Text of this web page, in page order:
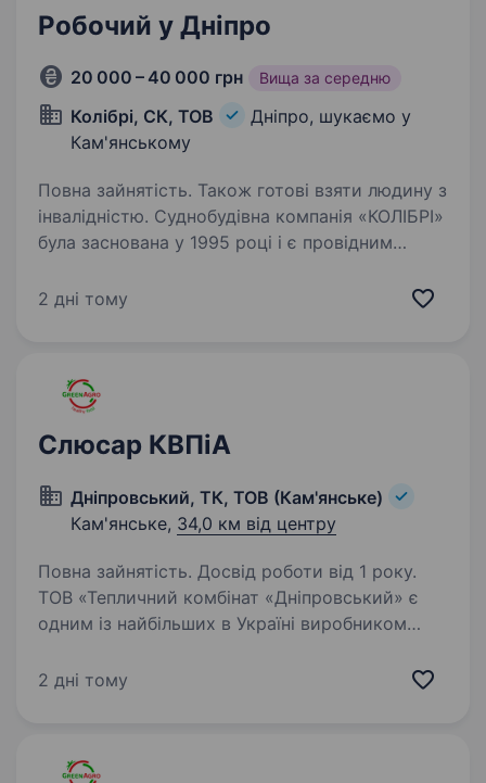
Робочий у Дніпро
20 000 – 40 000 грн Вища за середню
Колібрі, СК, ТОВ
Дніпро, шукаємо у
Кам'янському
Повна зайнятість. Також готові взяти людину з
інвалідністю. Суднобудівна компанія «КОЛІБРІ»
була заснована у 1995 році і є провідним
Наша команда запрошує до співпраці
2 дні тому
Слюсар КВПіА
Дніпровський, ТК, ТОВ (Кам'янське)
Кам'янське, 34,0 км від центру
Повна зайнятість. Досвід роботи від 1 року.
ТОВ «Тепличний комбінат «Дніпровський» є
одним із найбільших в Україні виробником
продукція, яка виробляється на нашому
2 дні тому